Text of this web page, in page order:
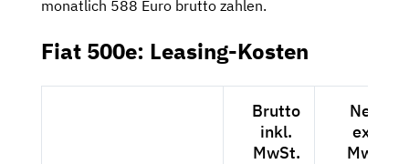
monatlich 588 Euro brutto zahlen.
Fiat 500e: Leasing-Kosten
Brutto
inkl.
MwSt.
Netto
exkl.
MwSt.